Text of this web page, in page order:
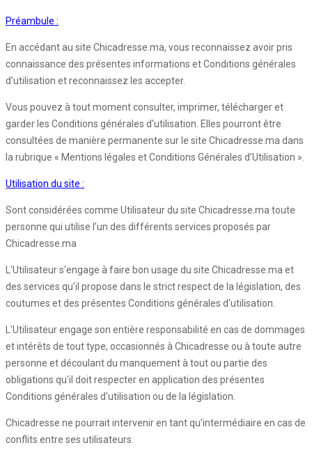
Préambule :
En accédant au site Chicadresse.ma, vous reconnaissez avoir pris
connaissance des présentes informations et Conditions générales
d'utilisation et reconnaissez les accepter.
Vous pouvez à tout moment consulter, imprimer, télécharger et
garder les Conditions générales d'utilisation. Elles pourront être
consultées de manière permanente sur le site Chicadresse.ma dans
la rubrique « Mentions légales et Conditions Générales d’Utilisation ».
Utilisation du site :
Sont considérées comme Utilisateur du site Chicadresse.ma toute
personne qui utilise l’un des différents services proposés par
Chicadresse.ma
L'Utilisateur s'engage à faire bon usage du site Chicadresse.ma et
des services qu’il propose dans le strict respect de la législation, des
coutumes et des présentes Conditions générales d'utilisation.
L'Utilisateur engage son entière responsabilité en cas de dommages
et intérêts de tout type, occasionnés à Chicadresse ou à toute autre
personne et découlant du manquement à tout ou partie des
obligations qu'il doit respecter en application des présentes
Conditions générales d'utilisation ou de la législation.
Chicadresse ne pourrait intervenir en tant qu'intermédiaire en cas de
conflits entre ses utilisateurs.